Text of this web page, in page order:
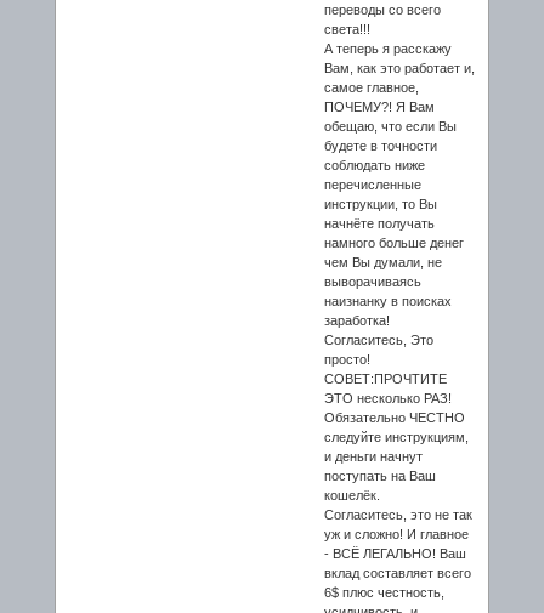
переводы со всего
света!!!
А теперь я расскажу
Вам, как это работает и,
самое главное,
ПОЧЕМУ?! Я Вам
обещаю, что если Вы
будете в точности
соблюдать ниже
перечисленные
инструкции, то Вы
начнёте получать
намного больше денег
чем Вы думали, не
выворачиваясь
наизнанку в поисках
заработка!
Согласитесь, Это
просто!
СОВЕТ:ПРОЧТИТЕ
ЭТО несколько РАЗ!
Обязательно ЧЕСТНО
следуйте инструкциям,
и деньги начнут
поступать на Ваш
кошелёк.
Согласитесь, это не так
уж и сложно! И главное
- ВСЁ ЛЕГАЛЬНО! Ваш
вклад составляет всего
6$ плюс честность,